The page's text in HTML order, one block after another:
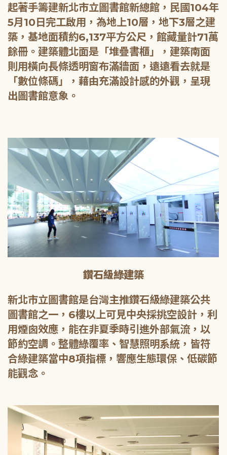
起著手籌建新北市立圖書館新總館，民國104年
5月10日完工啟用，為地上10層，地下3層之建
築，基地面積約6,137平方公尺，館藏量計71萬
餘冊。建築體北面是「堆疊書櫃」，建築南面
則用橫向長條透明窗布滿牆面，遠遠看去就是
「數位條碼」，藉由充滿設計感的外觀，呈現
出圖書館意象。
鑽石級綠建築
新北市立圖書館是台灣主推鑽石級綠建築公共
圖書館之一，6樓以上可見中央採挑空設計，利
用煙囪效應，能在非夏季時引進外部氣流，以
節約空調。整體綠覆率、智慧照明系統，皆符
合綠建築當中8項指標，響應生態環保、低碳節
能觀念。